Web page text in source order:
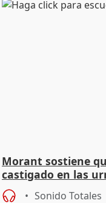
Morant sostiene
castigado en las
cambio"
Sonido Totales